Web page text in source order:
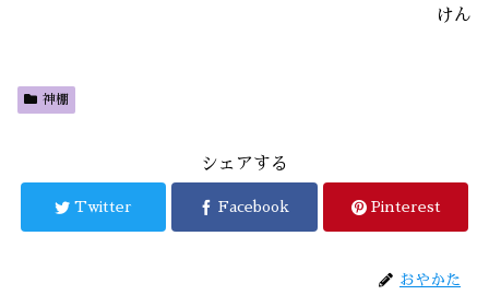
けん
神棚
シェアする
Twitter Facebook Pinterest
おやかた